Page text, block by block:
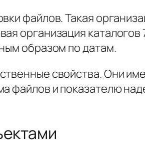
файлов. Такая
организация
образом по датам.
свойства. Они
файлов и показателю